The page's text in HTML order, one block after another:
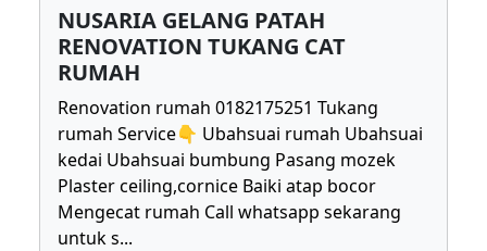
NUSARIA GELANG PATAH
RENOVATION TUKANG CAT
RUMAH
Renovation rumah 0182175251 Tukang
rumah Service👇 Ubahsuai rumah Ubahsuai
kedai Ubahsuai bumbung Pasang mozek
Plaster ceiling,cornice Baiki atap bocor
Mengecat rumah Call whatsapp sekarang
untuk s...